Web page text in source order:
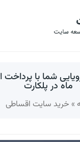
شما با پرداخت
ماه در پلکارت
» خرید سایت اقساطی